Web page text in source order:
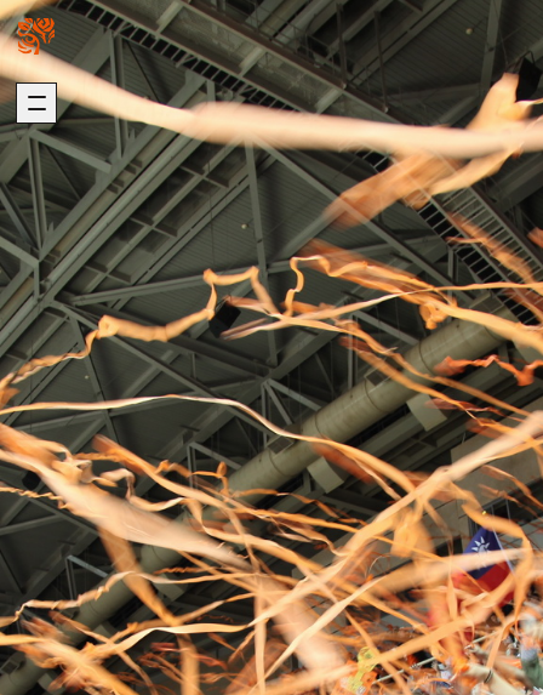
關於我們
ABOUT US
加入我們
版權聲明
個資聲明
最新消息
NEWS
在建工程
DEVELOPMENT
PROGRESS
報修服務
SERVICE
聯絡我們
CONTACT US
璞園熱銷
HOT SALE
自建熱銷
建築代銷
歷年代銷
建築團隊
ARCHITECTURE
歷年作品
建設事業
營造事業
推進事業
代銷事業
合建/都更
建築顧問